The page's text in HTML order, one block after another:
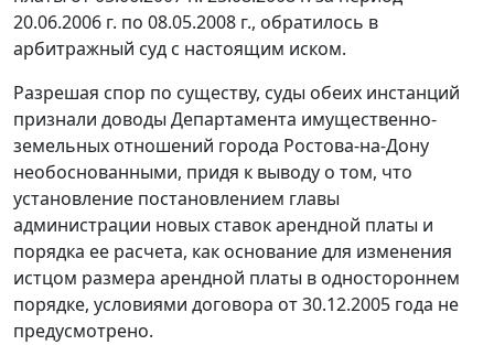
20.06.2006 г. по 08.05.2008 г., обратилось в
арбитражный суд с настоящим иском.
Разрешая спор по существу, суды обеих инстанций
признали доводы Департамента имущественно-
земельных отношений города Ростова-на-Дону
необоснованными, придя к выводу о том, что
установление постановлением главы
администрации новых ставок арендной платы и
порядка ее расчета, как основание для изменения
истцом размера арендной платы в одностороннем
порядке, условиями договора от 30.12.2005 года не
предусмотрено.